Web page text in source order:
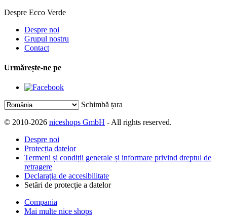
Despre Ecco Verde
Despre noi
Grupul nostru
Contact
Urmărește-ne pe
Schimbă țara
© 2010-2026 niceshops GmbH - All rights reserved.
Despre noi
Protecția datelor
Termeni și condiții generale și informare privind dreptul de
retragere
Declarația de accesibilitate
Setări de protecție a datelor
Compania
Mai multe nice shops